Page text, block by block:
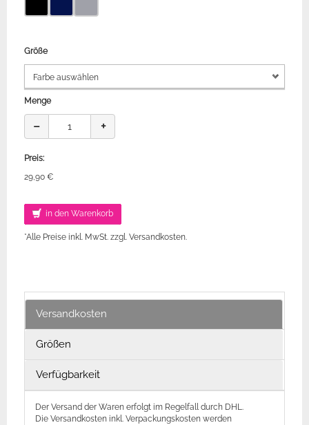
Größe
Menge
− +
Preis:
29,90 €
in den Warenkorb
*Alle Preise inkl. MwSt. zzgl. Versandkosten.
Versandkosten
Größen
Verfügbarkeit
Der Versand der Waren erfolgt im Regelfall durch DHL.
Die Versandkosten inkl. Verpackungskosten werden